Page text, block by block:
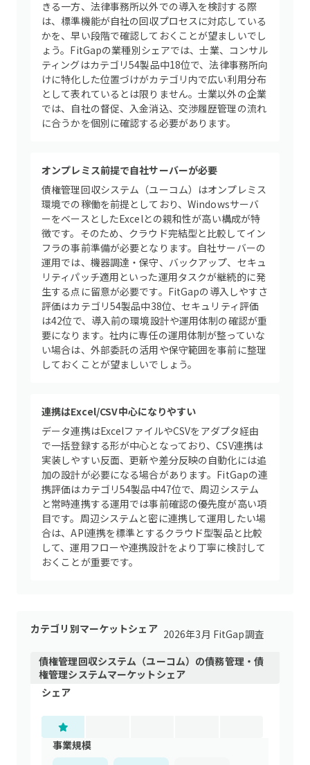
きる一方、法律事務所以外での導入を検討する際
は、標準機能が自社の回収プロセスに対応している
かを、早い段階で確認しておくことが望ましいでし
ょう。FitGapの業種別シェアでは、士業、コンサル
ティングはカテゴリ54製品中18位で、法律事務所向
けに特化した位置づけがカテゴリ内で広い利用分布
として表れているとは限りません。士業以外の企業
では、自社の督促、入金消込、交渉履歴管理の流れ
に合うかを個別に確認する必要があります。
オンプレミス前提で自社サーバーが必要
債権管理回収システム（ユーコム）はオンプレミス
環境での稼働を前提としており、Windowsサーバ
ーをベースとしたExcelとの親和性が高い構成が特
徴です。そのため、クラウド完結型と比較してイン
フラの事前準備が必要となります。自社サーバーの
運用では、機器調達・保守、バックアップ、セキュ
リティパッチ適用といった運用タスクが継続的に発
生する点に留意が必要です。FitGapの導入しやすさ
評価はカテゴリ54製品中38位、セキュリティ評価
は42位で、導入前の環境設計や運用体制の確認が重
要になります。社内に専任の運用体制が整っていな
い場合は、外部委託の活用や保守範囲を事前に整理
しておくことが望ましいでしょう。
連携はExcel/CSV中心になりやすい
データ連携はExcelファイルやCSVをアダプタ経由
で一括登録する形が中心となっており、CSV連携は
実装しやすい反面、更新や差分反映の自動化には追
加の設計が必要になる場合があります。FitGapの連
携評価はカテゴリ54製品中47位で、周辺システム
と常時連携する運用では事前確認の優先度が高い項
目です。周辺システムと密に連携して運用したい場
合は、API連携を標準とするクラウド型製品と比較
して、運用フローや連携設計をより丁寧に検討して
おくことが重要です。
カテゴリ別マーケットシェア 2026年3月 FitGap調査
債権管理回収システム（ユーコム） の債務管理・債
権管理システムマーケットシェア
シェア
事業規模